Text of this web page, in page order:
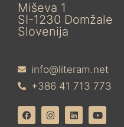
Miševa 1
SI-1230 Domžale
Slovenija
info@literam.net
+386 41 713 773